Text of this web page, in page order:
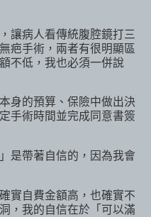
讓病人看傳統腹腔鏡打三
疤手術，兩者有很明顯區
不低，我也必須一併說
身的預算、保險中做出決
手術時間並完成同意書簽
是帶著自信的，因為我會
實自費金額高，也確實不
，我的自信在於「可以滿